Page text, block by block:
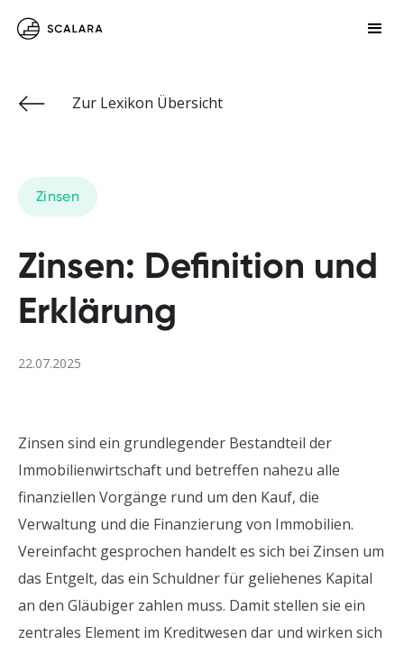
Zur Lexikon Übersicht
Zinsen
Zinsen: Definition und
Erklärung
22.07.2025
Zinsen sind ein grundlegender Bestandteil der
Immobilienwirtschaft und betreffen nahezu alle
finanziellen Vorgänge rund um den Kauf, die
Verwaltung und die Finanzierung von Immobilien.
Vereinfacht gesprochen handelt es sich bei Zinsen um
das Entgelt, das ein Schuldner für geliehenes Kapital
an den Gläubiger zahlen muss. Damit stellen sie ein
zentrales Element im Kreditwesen dar und wirken sich